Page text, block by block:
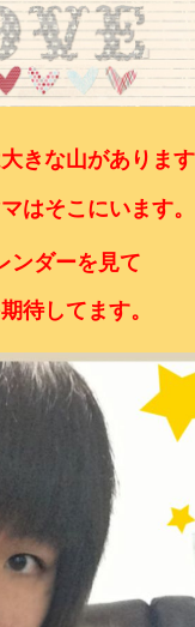
きな山がありま
はそこにいます。
ンダーを見て
待してます。